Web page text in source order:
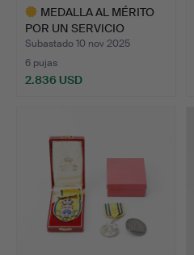
MEDALLA AL MÉRITO
POR UN SERVICIO
PROLONGA…
Subastado 10 nov 2025
6 pujas
2.836 USD